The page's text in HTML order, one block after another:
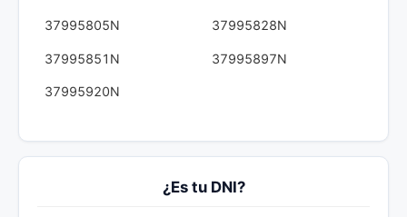
37995805N 37995828N
37995851N 37995897N
37995920N
¿Es tu DNI?